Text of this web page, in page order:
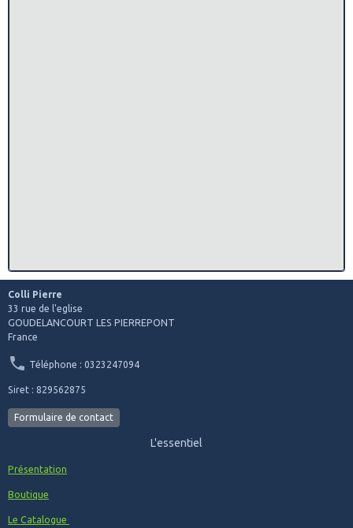
Colli Pierre
33 rue de l'eglise
GOUDELANCOURT LES PIERREPONT
France
Téléphone : 0323247094
Siret : 829562875
Formulaire de contact
L'essentiel
Présentation
Boutique
Le Catalogue